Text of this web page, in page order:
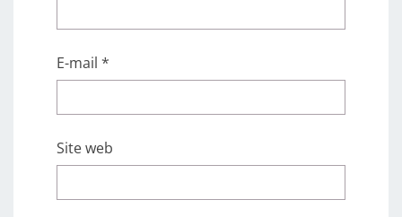
E-mail *
Site web